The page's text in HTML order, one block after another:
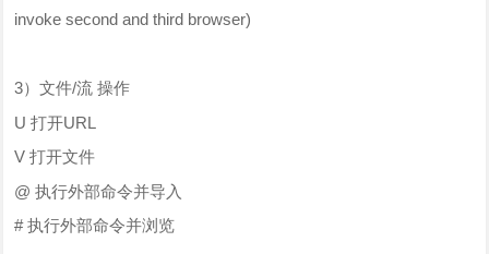
invoke second and third browser)
3）文件/流 操作
U 打开URL
V 打开文件
@ 执行外部命令并导入
# 执行外部命令并浏览